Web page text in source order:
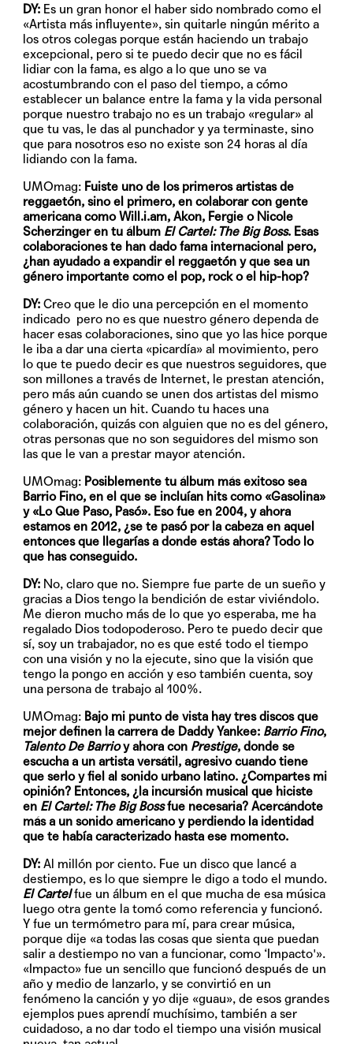
DY: Es un gran honor el haber sido nombrado como el
«Artista más influyente», sin quitarle ningún mérito a
los otros colegas porque están haciendo un trabajo
excepcional, pero si te puedo decir que no es fácil
lidiar con la fama, es algo a lo que uno se va
acostumbrando con el paso del tiempo, a cómo
establecer un balance entre la fama y la vida personal
porque nuestro trabajo no es un trabajo «regular» al
que tu vas, le das al punchador y ya terminaste, sino
que para nosotros eso no existe son 24 horas al día
lidiando con la fama.
UMOmag: Fuiste uno de los primeros artistas de
reggaetón, sino el primero, en colaborar con gente
americana como Will.i.am, Akon, Fergie o Nicole
Scherzinger en tu álbum El Cartel: The Big Boss. Esas
colaboraciones te han dado fama internacional pero,
¿han ayudado a expandir el reggaetón y que sea un
género importante como el pop, rock o el hip-hop?
DY:Creo que le dio una percepción en el momento
indicado pero no es que nuestro género dependa de
hacer esas colaboraciones, sino que yo las hice porque
le iba a dar una cierta «picardía» al movimiento, pero
lo que te puedo decir es que nuestros seguidores, que
son millones a través de Internet, le prestan atención,
pero más aún cuando se unen dos artistas del mismo
género y hacen un hit. Cuando tu haces una
colaboración, quizás con alguien que no es del género,
otras personas que no son seguidores del mismo son
las que le van a prestar mayor atención.
UMOmag: Posiblemente tu álbum más exitoso sea
Barrio Fino, en el que se incluían hits como «Gasolina»
y «Lo Que Paso, Pasó». Eso fue en 2004, y ahora
estamos en 2012, ¿se te pasó por la cabeza en aquel
entonces que llegarías a donde estás ahora? Todo lo
que has conseguido.
DY: No, claro que no. Siempre fue parte de un sueño y
gracias a Dios tengo la bendición de estar viviéndolo.
Me dieron mucho más de lo que yo esperaba, me ha
regalado Dios todopoderoso. Pero te puedo decir que
sí, soy un trabajador, no es que esté todo el tiempo
con una visión y no la ejecute, sino que la visión que
tengo la pongo en acción y eso también cuenta, soy
una persona de trabajo al 100%.
UMOmag: Bajo mi punto de vista hay tres discos que
mejor definen la carrera de Daddy Yankee: Barrio Fino,
Talento De Barrioy ahora con Prestige, donde se
escucha a un artista versátil, agresivo cuando tiene
que serlo y fiel al sonido urbano latino. ¿Compartes mi
opinión? Entonces, ¿la incursión musical que hiciste
en El Cartel: The Big Bossfue necesaria? Acercándote
más a un sonido americano y perdiendo la identidad
que te había caracterizado hasta ese momento.
DY:Al millón por ciento. Fue un disco que lancé a
destiempo, es lo que siempre le digo a todo el mundo.
El Cartelfue un álbum en el que mucha de esa música
luego otra gente la tomó como referencia y funcionó.
Y fue un termómetro para mí, para crear música,
porque dije «a todas las cosas que sienta que puedan
salir a destiempo no van a funcionar, como ‘Impacto'».
«Impacto» fue un sencillo que funcionó después de un
año y medio de lanzarlo, y se convirtió en un
fenómeno la canción y yo dije «guau», de esos grandes
ejemplos pues aprendí muchísimo, también a ser
cuidadoso, a no dar todo el tiempo una visión musical